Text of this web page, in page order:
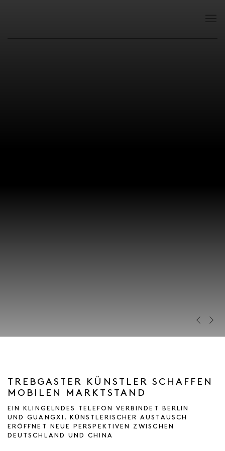
Previous
Next
TREBGASTER KÜNSTLER SCHAFFEN
MOBILEN MARKTSTAND
EIN KLINGELNDES TELEFON VERBINDET BERLIN
UND GUANGXI. KÜNSTLERISCHER AUSTAUSCH
ERÖFFNET NEUE PERSPEKTIVEN ZWISCHEN
DEUTSCHLAND UND CHINA